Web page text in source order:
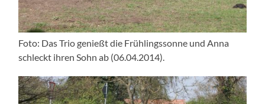
Foto: Das Trio genießt die Frühlingssonne und Anna
schleckt ihren Sohn ab (06.04.2014).